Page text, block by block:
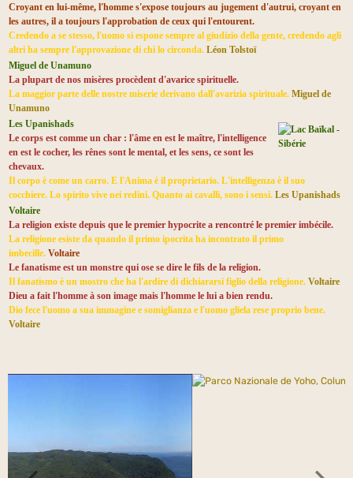
Croyant en lui-même, l'homme s'expose toujours au jugement d'autrui, croyant en
les autres, il a toujours l'approbation de ceux qui l'entourent.
Credendo a se stesso, l'uomo si espone sempre al giudizio della gente, credendo agli
altri ha sempre l'approvazione di chi lo circonda. Léon Tolstoï
Miguel de Unamuno
La plupart de nos misères procèdent d'avarice spirituelle.
La maggior parte delle nostre miserie derivano dall'avarizia spirituale. Miguel de
Unamuno
Les Upanishads
Le corps est comme un char : l'âme en est le maître, l'intelligence
en est le cocher, les rênes sont le mental, et les sens, ce sont les
chevaux.
Il corpo è come un carro. E l'Anima è il proprietario. L'intelligenza è il suo
cocchiere. Lo spirito vive nei redini. Quanto ai cavalli, sono i sensi. Les Upanishads
Voltaire
La religion existe depuis que le premier hypocrite a rencontré le premier imbécile.
La religione esiste da quando il primo ipocrita ha incontrato il primo
imbecille. Voltaire
Le fanatisme est un monstre qui ose se dire le fils de la religion.
Il fanatismo è un mostro che ha l'ardire di dichiararsi figlio della religione. Voltaire
Dieu a fait l'homme à son image mais l'homme le lui a bien rendu.
Dio fece l'uomo a sua immagine e somiglianza e l'uomo gliela rese proprio bene.
Voltaire